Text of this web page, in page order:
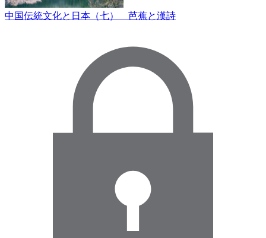
中国伝統文化と日本（七） 芭蕉と漢詩